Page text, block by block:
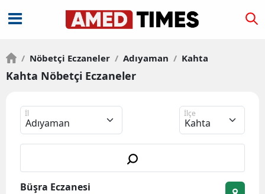
/ Nöbetçi Eczaneler / Adıyaman / Kahta
Kahta Nöbetçi Eczaneler
İl İlçe
Büşra Eczanesi